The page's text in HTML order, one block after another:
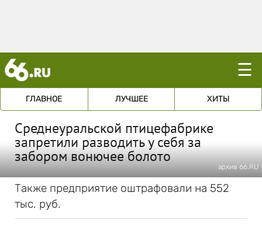
☰
ГЛАВНОЕ ЛУЧШЕЕ ХИТЫ
Среднеуральской птицефабрике
запретили разводить у себя за
забором вонючее болото
архив 66.RU
Также предприятие оштрафовали на 552
тыс. руб.